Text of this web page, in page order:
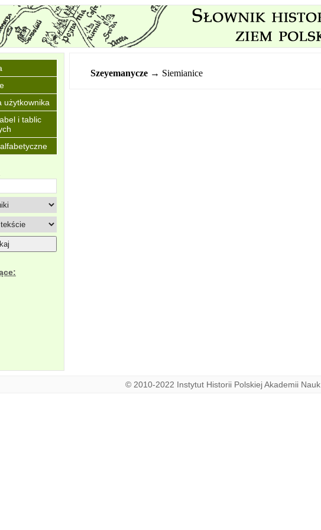
użytkownika
i tablic
Szeyemanycze → Siemianice
© 2010-2022 Instytut Historii Polskiej Akademii Nauk